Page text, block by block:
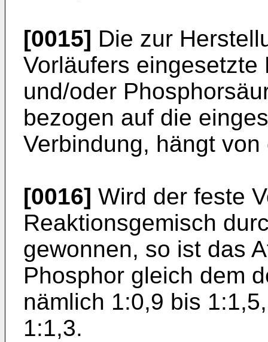
[0015] Die zur
Vorläufers
und/oder
bezogen auf die
Verbindung, hängt
[0016] Wird der feste
Reaktionsgemisch
gewonnen, so ist das
Phosphor gleich dem
nämlich 1:0,9 bis
1:1,3.